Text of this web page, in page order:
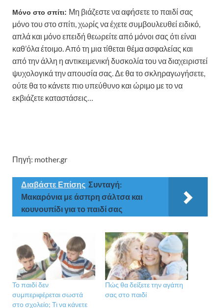
Μόνο στο σπίτι: Μη βιάζεστε να αφήσετε το παιδί σας
μόνο του στο σπίτι, χωρίς να έχετε συμβουλευθεί ειδικό,
απλά και μόνο επειδή θεωρείτε από μόνοι σας ότι είναι
καθ’όλα έτοιμο. Από τη μια τίθεται θέμα ασφαλείας και
από την άλλη η αντικειμενική δυσκολία του να διαχειριστεί
ψυχολογικά την απουσία σας. Δε θα το σκληραγωγήσετε,
ούτε θα το κάνετε πιο υπεύθυνο και ώριμο με το να
εκβιάζετε καταστάσεις…
Πηγή: mother.gr
Διαβάστε Επίσης Συνταγή:
Μακαρόνια με άσπρη σάλτσα και
κουνουπίδι για το παιδί σας
Το παιδί δεν
συμπεριφέρεται σωστά
στο σχολείο; Τι να κάνετε
Πώς θα δείξετε την αγάπη
σας στο παιδί